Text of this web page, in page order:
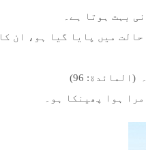
بہت ہوتا ہے۔
میں پایا گیا ہو، ان کا
96)
ہوا پھینکا ہو۔